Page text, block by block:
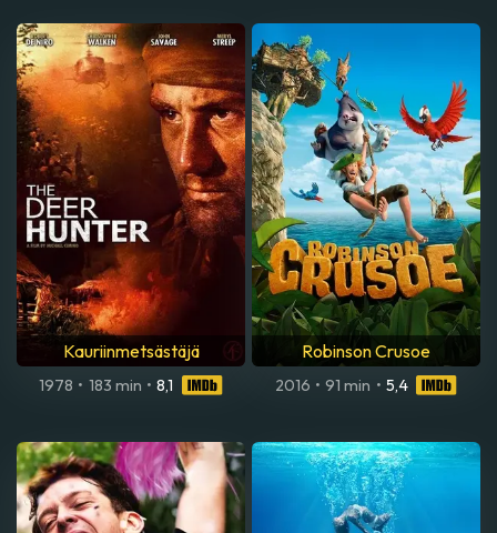
Kauriinmetsästäjä
1978 • 183 min • 8,1
Robinson Crusoe
2016 • 91 min • 5,4